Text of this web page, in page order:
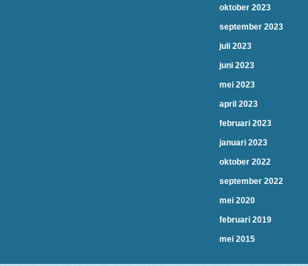
oktober 2023
september 2023
juli 2023
juni 2023
mei 2023
april 2023
februari 2023
januari 2023
oktober 2022
september 2022
mei 2020
februari 2019
mei 2015